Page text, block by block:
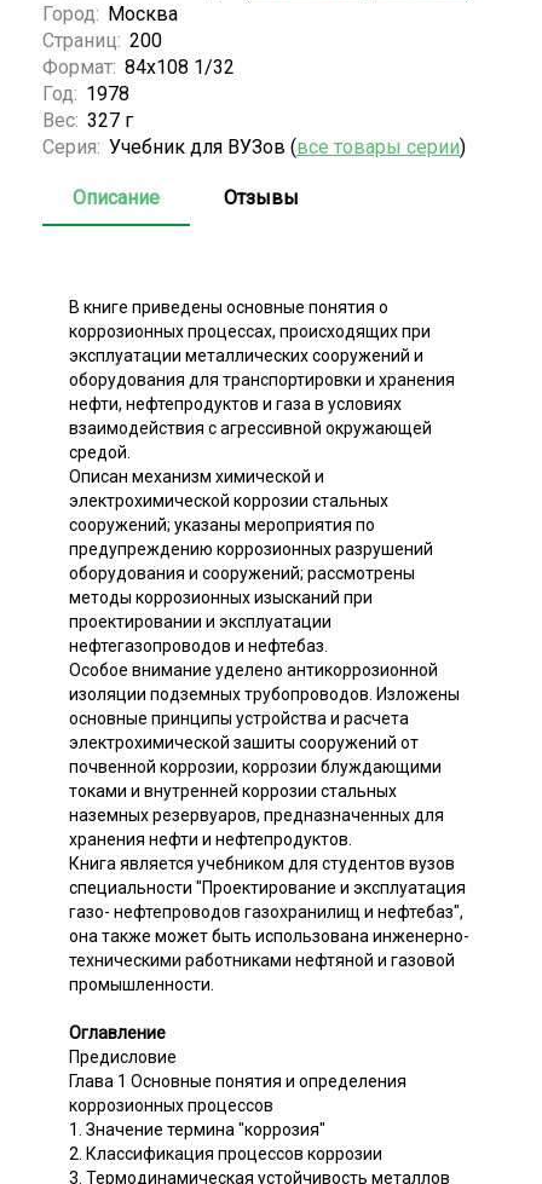
Город: Москва
Страниц: 200
Формат: 84х108 1/32
Год: 1978
Вес: 327 г
Серия: Учебник для ВУЗов (все товары серии)
Описание Отзывы
В книге приведены основные понятия о
коррозионных процессах, происходящих при
эксплуатации металлических сооружений и
оборудования для транспортировки и хранения
нефти, нефтепродуктов и газа в условиях
взаимодействия с агрессивной окружающей
средой.
Описан механизм химической и
электрохимической коррозии стальных
сооружений; указаны мероприятия по
предупреждению коррозионных разрушений
оборудования и сооружений; рассмотрены
методы коррозионных изысканий при
проектировании и эксплуатации
нефтегазопроводов и нефтебаз.
Особое внимание уделено антикоррозионной
изоляции подземных трубопроводов. Изложены
основные принципы устройства и расчета
электрохимической зашиты сооружений от
почвенной коррозии, коррозии блуждающими
токами и внутренней коррозии стальных
наземных резервуаров, предназначенных для
хранения нефти и нефтепродуктов.
Книга является учебником для студентов вузов
специальности "Проектирование и эксплуатация
газо- нефтепроводов газохранилищ и нефтебаз",
она также может быть использована инженерно-
техническими работниками нефтяной и газовой
промышленности.
Оглавление
Предисловие
Глава 1 Основные понятия и определения
коррозионных процессов
1. Значение термина "коррозия"
2. Классификация процессов коррозии
3. Термодинамическая устойчивость металлов